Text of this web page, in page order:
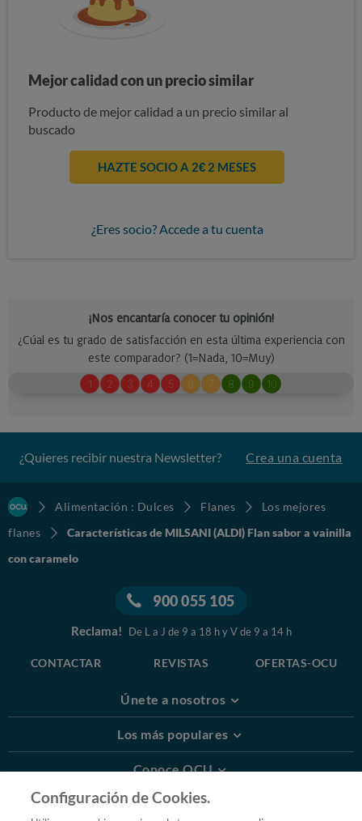
Mejor calidad con un precio similar
Producto de mejor calidad a un precio similar al
buscado
HAZTE SOCIO A 2€ 2 MESES
¿Eres socio? Accede a tu cuenta
¿Quieres recibir nuestra Newsletter? Crea una cuenta
Alimentación : Dulces Flanes
Los mejores
flanes
Características de MILSANI (ALDI) Flan sabor a vainilla
con caramelo
900 055 105
Reclama! De L a J de 9 a 18 h y V de 9 a 14 h
CONTACTAR REVISTAS OFERTAS-OCU
Únete a nosotros
Los más populares
Conoce OCU
Más Información
Configuración de Cookies.